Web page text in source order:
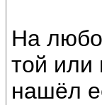
На
той или
нашёл